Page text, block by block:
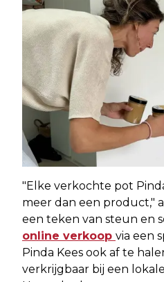
"Elke verkochte pot
meer dan een product,"
een teken van steun en
online verkoop via een
Pinda Kees ook af te
verkrijgbaar bij een